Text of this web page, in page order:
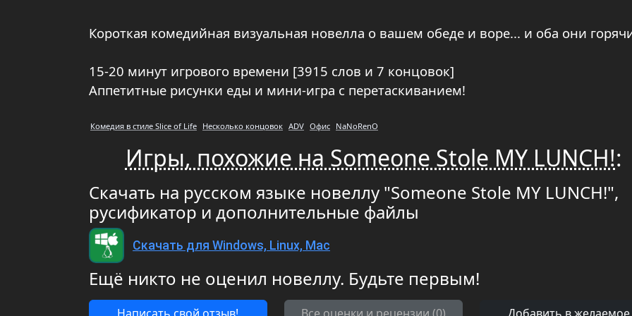
Короткая комедийная визуальная новелла о вашем обеде и воре... и оба они
15-20 минут игрового времени [3915 слов и 7 концовок]
Аппетитные рисунки еды и мини-игра с перетаскиванием!
Комедия в стиле Slice of Life Несколько концовок ADV Офис NaNoRenO
Игры, похожие на Someone Stole MY LUNCH!:
Скачать на русском языке новеллу "Someone Stole MY LUNCH!",
русификатор и дополнительные файлы
Скачать для Windows, Linux, Mac
Ещё никто не оценил новеллу. Будьте первым!